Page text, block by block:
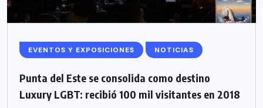
EVENTOS Y EXPOSICIONES NOTICIAS
Punta del Este se consolida como destino
Luxury LGBT: recibió 100 mil visitantes en 2018